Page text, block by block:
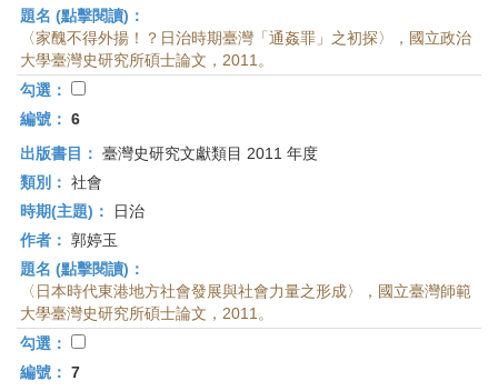
題名 (點擊閱讀)：
〈家醜不得外揚！？日治時期臺灣「通姦罪」之初探〉，國立政治
大學臺灣史研究所碩士論文，2011。
勾選：
編號： 6
出版書目： 臺灣史研究文獻類目 2011 年度
類別： 社會
時期(主題)：
日治
作者： 郭婷玉
題名 (點擊閱讀)：
〈日本時代東港地方社會發展與社會力量之形成〉，國立臺灣師範
大學臺灣史研究所碩士論文，2011。
勾選：
編號： 7